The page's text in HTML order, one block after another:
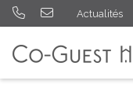
Actualités